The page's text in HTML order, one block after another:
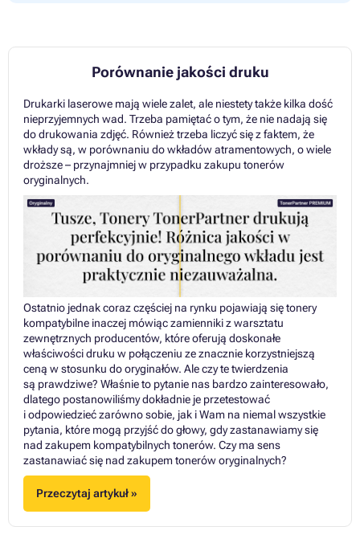
Porównanie jakości druku
Drukarki laserowe mają wiele zalet, ale niestety także kilka dość
nieprzyjemnych wad. Trzeba pamiętać o tym, że nie nadają się
do drukowania zdjęć. Również trzeba liczyć się z faktem, że
wkłady są, w porównaniu do wkładów atramentowych, o wiele
droższe – przynajmniej w przypadku zakupu tonerów
oryginalnych.
Ostatnio jednak coraz częściej na rynku pojawiają się tonery
kompatybilne inaczej mówiąc zamienniki z warsztatu
zewnętrznych producentów, które oferują doskonałe
właściwości druku w połączeniu ze znacznie korzystniejszą
ceną w stosunku do oryginałów. Ale czy te twierdzenia
są prawdziwe? Właśnie to pytanie nas bardzo zainteresowało,
dlatego postanowiliśmy dokładnie je przetestować
i odpowiedzieć zarówno sobie, jak i Wam na niemal wszystkie
pytania, które mogą przyjść do głowy, gdy zastanawiamy się
nad zakupem kompatybilnych tonerów. Czy ma sens
zastanawiać się nad zakupem tonerów oryginalnych?
Przeczytaj artykuł »